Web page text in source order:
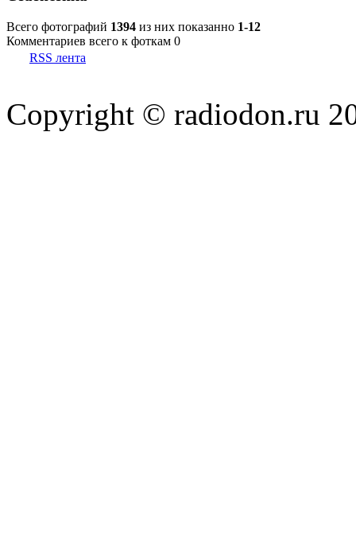
Всего фотографий 1394 из них показанно 1-12
Комментариев всего к фоткам 0
RSS лента
Copyright © radiodon.ru